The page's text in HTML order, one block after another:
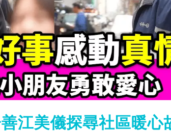
善江美儀探尋社區暖心